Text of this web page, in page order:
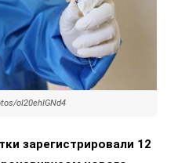
oI20ehIGNd4
зарегистрировали 12